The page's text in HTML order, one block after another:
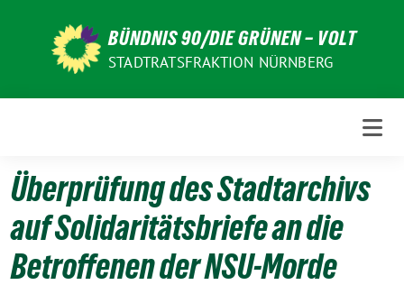
BÜNDNIS 90/DIE GRÜNEN – VOLT
STADTRATSFRAKTION NÜRNBERG
Überprüfung des Stadtarchivs
auf Solidaritätsbriefe an die
Betroffenen der NSU-Morde